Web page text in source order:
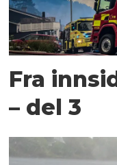
Fra
– del 3